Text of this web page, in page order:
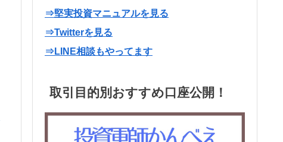
⇒堅実投資マニュアルを見る
⇒Twitterを見る
⇒LINE相談もやってます
取引目的別おすすめ口座公開！